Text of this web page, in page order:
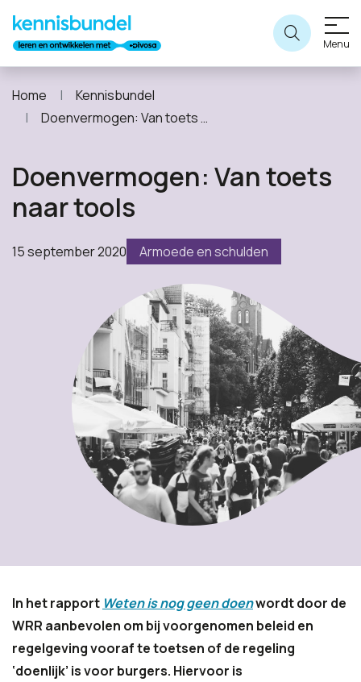
Menu
Home
Kennisbundel
Doenvermogen: Van toets naar tools
Doenvermogen: Van toets
naar tools
15 september 2020 Armoede en schulden
In het rapport Weten is nog geen doenwordt door de
WRR aanbevolen om bij voorgenomen beleid en
regelgeving vooraf te toetsen of de regeling
‘doenlijk’ is voor burgers. Hiervoor is